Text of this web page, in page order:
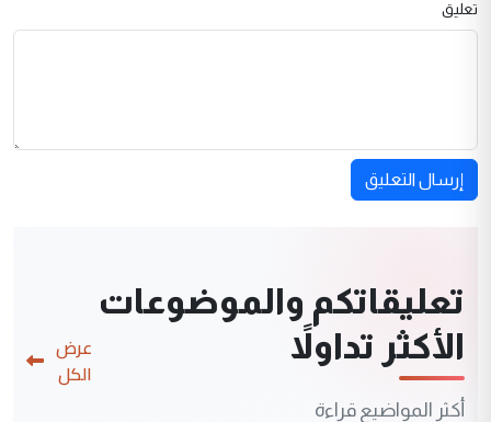
تعليق
إرسال التعليق
تعليقاتكم والموضوعات
الأكثر تداولاً
أكثر المواضيع قراءة
عرض
الكل